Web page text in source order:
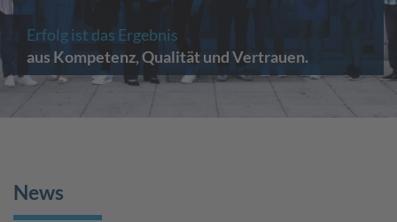
Erfolg ist das Ergebnis
aus Kompetenz, Qualität und Vertrauen.
News